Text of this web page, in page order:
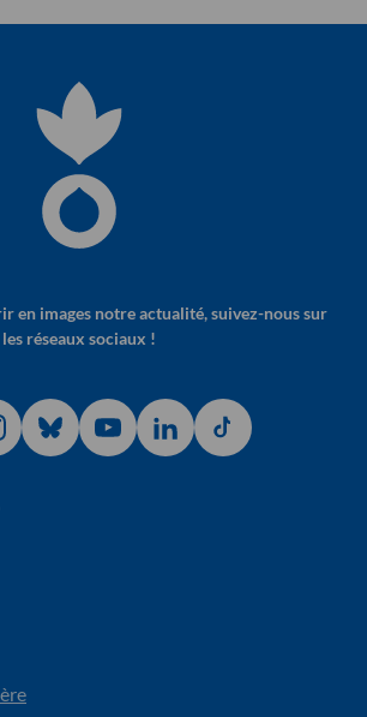
en images notre actualité, suivez-nous sur
les réseaux sociaux !